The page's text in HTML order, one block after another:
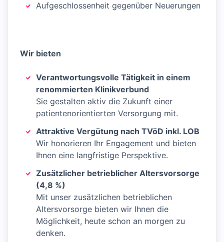
Aufgeschlossenheit gegenüber Neuerungen
Wir bieten
Verantwortungsvolle Tätigkeit in einem
renommierten Klinikverbund
Sie gestalten aktiv die Zukunft einer
patientenorientierten Versorgung mit.
Attraktive Vergütung nach TVöD inkl. LOB
Wir honorieren Ihr Engagement und bieten
Ihnen eine langfristige Perspektive.
Zusätzlicher betrieblicher Altersvorsorge
(4,8 %)
Mit unser zusätzlichen betrieblichen
Altersvorsorge bieten wir Ihnen die
Möglichkeit, heute schon an morgen zu
denken.